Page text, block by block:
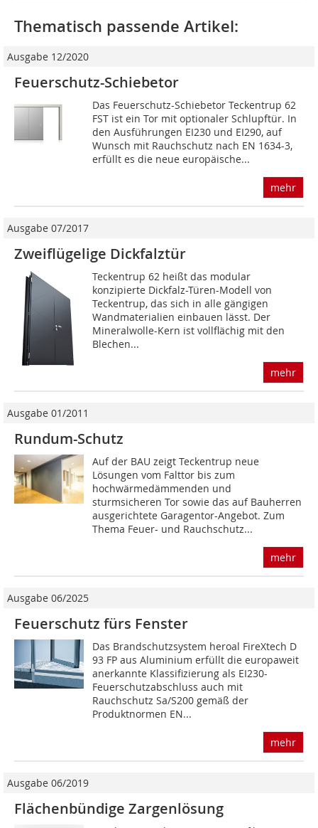
Thematisch passende Artikel:
Ausgabe 12/2020
Feuerschutz-Schiebetor
Das Feuerschutz-Schiebetor Teckentrup 62
FST ist ein Tor mit optionaler Schlupftür. In
den Ausführungen EI230 und EI290, auf
Wunsch mit Rauchschutz nach EN 1634-3,
erfüllt es die neue europäische...
mehr
Ausgabe 07/2017
Zweiflügelige Dickfalztür
Teckentrup 62 heißt das modular
konzipierte Dickfalz-Türen-Modell von
Teckentrup, das sich in alle gängigen
Wandmaterialien einbauen lässt. Der
Mineralwolle-Kern ist vollflächig mit den
Blechen...
mehr
Ausgabe 01/2011
Rundum-Schutz
Auf der BAU zeigt Teckentrup neue
Lösungen vom Falttor bis zum
hochwärmedämmenden und
sturmsicheren Tor sowie das auf Bauherren
ausgerichtete Garagentor-Angebot. Zum
Thema Feuer- und Rauchschutz...
mehr
Ausgabe 06/2025
Feuerschutz fürs Fenster
Das Brandschutzsystem heroal FireXtech D
93 FP aus Aluminium erfüllt die europaweit
anerkannte Klassifizierung als EI230-
Feuerschutzabschluss auch mit
Rauchschutz Sa/S200 gemäß der
Produktnormen EN...
mehr
Ausgabe 06/2019
Flächenbündige Zargenlösung